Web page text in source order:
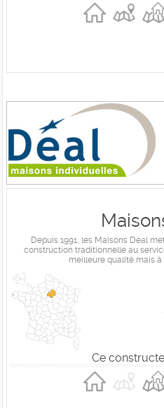
Depuis 1991, les Maisons Déal
construction traditionnelle au
meilleure qualité mais
Ce